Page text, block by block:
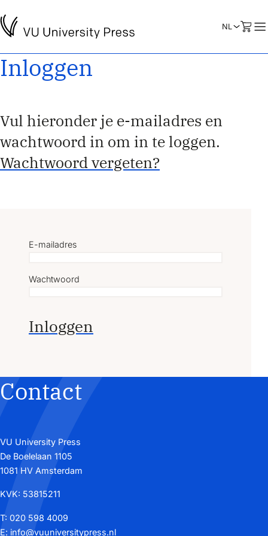
Inloggen
Vul hieronder je e-mailadres en
wachtwoord in om in te loggen.
Wachtwoord vergeten?
E-mailadres
Wachtwoord
Inloggen
Contact
VU University Press
De Boelelaan 1105
1081 HV Amsterdam
KVK: 53815211
T: 020 598 4009
E: info@vuuniversitypress.nl